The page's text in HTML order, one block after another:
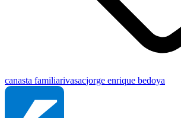
canasta familiarivasacjorge enrique bedoya